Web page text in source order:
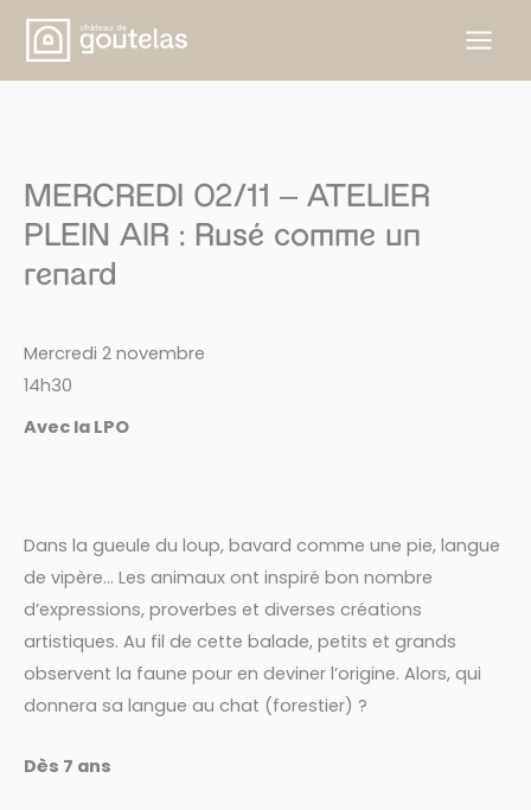
Skip
content
MERCREDI 02/11 – ATELIER
PLEIN AIR : Rusé comme un
renard
Mercredi 2 novembre
14h30
Avec la LPO
Dans la gueule du loup, bavard comme une pie, langue
de vipère… Les animaux ont inspiré bon nombre
d’expressions, proverbes et diverses créations
artistiques. Au fil de cette balade, petits et grands
observent la faune pour en deviner l’origine. Alors, qui
donnera sa langue au chat (forestier) ?
Dès 7 ans